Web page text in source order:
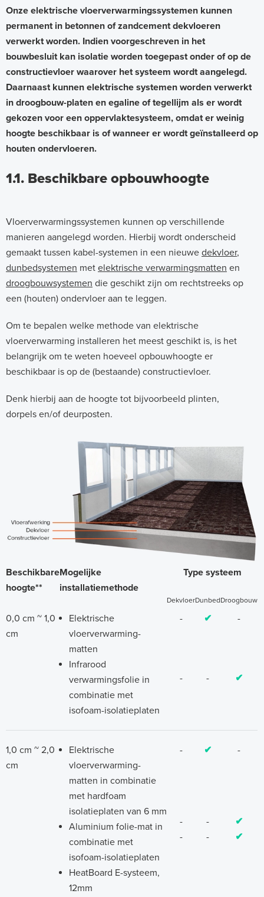
.
V
o
o
r
b
e
r
i
i
n
g
Onze elektrische vloerverwarmingssystemen kunnen
permanent in betonnen of zandcement dekvloeren
verwerkt worden. Indien voorgeschreven in het
bouwbesluit kan isolatie worden toegepast onder of op de
constructievloer waarover het systeem wordt aangelegd.
Daarnaast kunnen elektrische systemen worden verwerkt
in droogbouw-platen en egaline of tegellijm als er wordt
gekozen voor een oppervlaktesysteem, omdat er weinig
hoogte beschikbaar is of wanneer er wordt geïnstalleerd op
houten ondervloeren.
1.1. Beschikbare opbouwhoogte
Vloerverwarmingssystemen kunnen op verschillende
manieren aangelegd worden. Hierbij wordt onderscheid
gemaakt tussen kabel-systemen in een nieuwe dekvloer,
dunbedsystemen met elektrische verwarmingsmatten en
droogbouwsystemen die geschikt zijn om rechtstreeks op
een (houten) ondervloer aan te leggen.
Om te bepalen welke methode van elektrische
vloerverwarming installeren het meest geschikt is, is het
belangrijk om te weten hoeveel opbouwhoogte er
beschikbaar is op de (bestaande) constructievloer.
Denk hierbij aan de hoogte tot bijvoorbeeld plinten,
dorpels en/of deurposten.
Beschikbare
hoogte**
Mogelijke
installatiemethode
Type systeem
DekvloerDunbedDroogbouw
0,0 cm ~ 1,0
cm
Elektrische
vloerverwarming-
matten
Infrarood
verwarmingsfolie in
combinatie met
isofoam-isolatieplaten
- ✔ -
- - ✔
1,0 cm ~ 2,0
cm
Elektrische
vloerverwarming-
matten in combinatie
met hardfoam
isolatieplaten van 6 mm
Aluminium folie-mat in
combinatie met
isofoam-isolatieplaten
HeatBoard E-systeem,
12mm
- ✔ -
-
-
-
-
✔
✔